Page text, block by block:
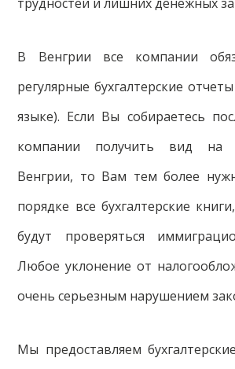
В Венгрии все компании
регулярные бухгалтерские
языке). Если Вы собираетесь
компании получить вид на
Венгрии, то Вам тем более
порядке все бухгалтерские
будут проверяться
Любое уклонение от
очень серьезным нарушением
Мы предоставляем